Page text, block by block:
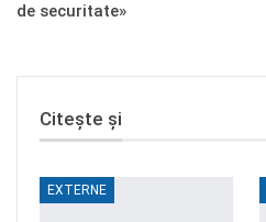
de securitate»
Citește și
EXTERNE